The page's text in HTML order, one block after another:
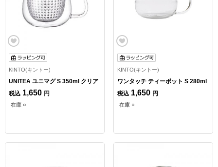
KINTO(キントー)
UNITEA ユニマグ S 350ml クリア
税込 1,650 円
在庫 ○
KINTO(キントー)
ワンタッチ ティーポット S 280ml
税込 1,650 円
在庫 ○